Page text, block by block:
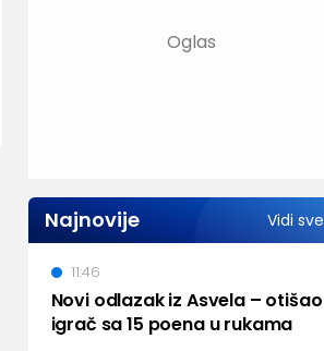
Najnovije Vidi sve
Novi odlazak iz Asvela – otišao
igrač sa 15 poena u rukama
11:46